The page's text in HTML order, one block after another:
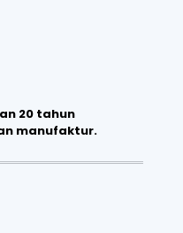
20 tahun
manufaktur.